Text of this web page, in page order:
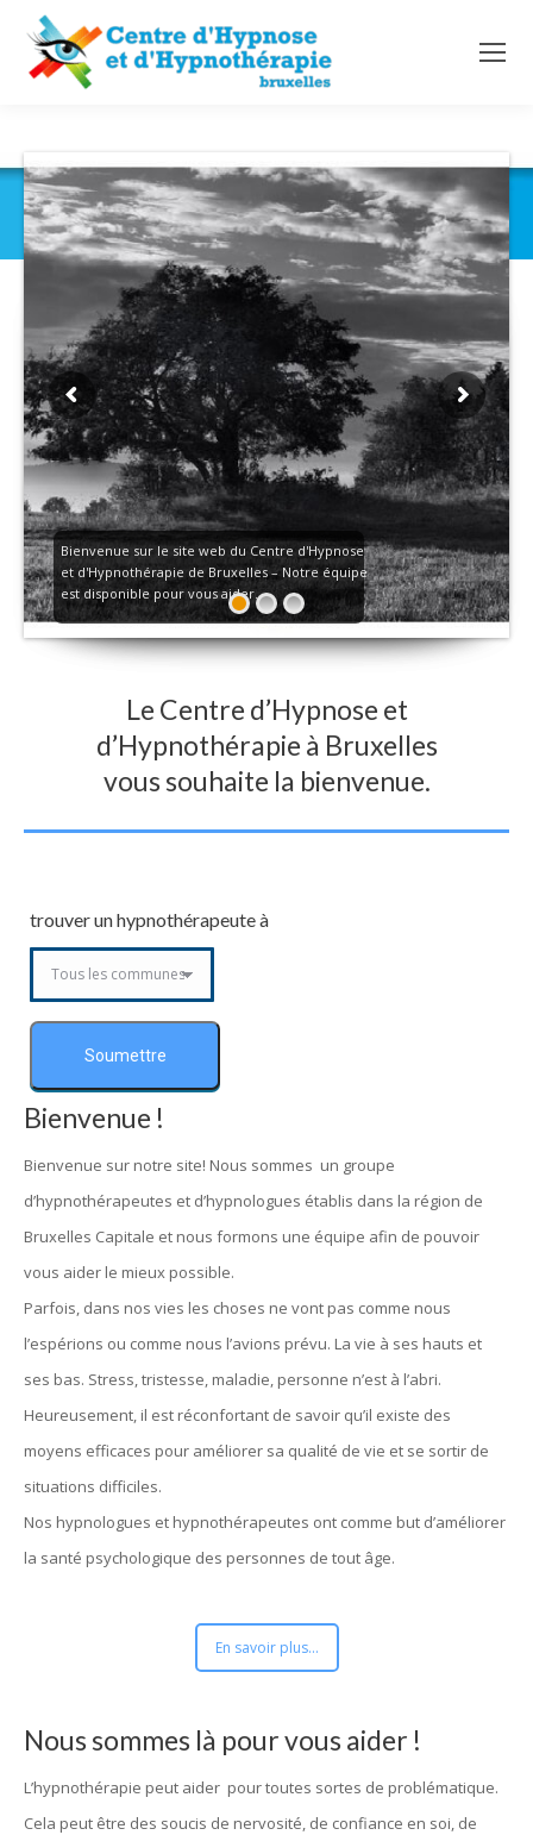
Bienvenue sur le site web du Centre d'Hypnose
et d'Hypnothérapie de Bruxelles – Notre équipe
est disponible pour vous aider.
Le Centre d’Hypnose et
d’Hypnothérapie à Bruxelles
vous souhaite la bienvenue.
trouver un hypnothérapeute à
Bienvenue !
Bienvenue sur notre site! Nous sommes un groupe
d’hypnothérapeutes et d’hypnologues établis dans la région de
Bruxelles Capitale et nous formons une équipe afin de pouvoir
vous aider le mieux possible.
Parfois, dans nos vies les choses ne vont pas comme nous
l’espérions ou comme nous l’avions prévu. La vie à ses hauts et
ses bas. Stress, tristesse, maladie, personne n’est à l’abri.
Heureusement, il est réconfortant de savoir qu’il existe des
moyens efficaces pour améliorer sa qualité de vie et se sortir de
situations difficiles.
Nos hypnologues et hypnothérapeutes ont comme but d’améliorer
la santé psychologique des personnes de tout âge.
En savoir plus...
Nous sommes là pour vous aider !
L’hypnothérapie peut aider pour toutes sortes de problématique.
Cela peut être des soucis de nervosité, de confiance en soi, de